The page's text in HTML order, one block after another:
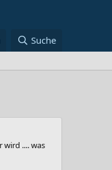
Suche
.... was